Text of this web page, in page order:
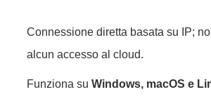
Connessione diretta basata su IP;
alcun accesso al cloud.
Funziona su Windows, macOS e